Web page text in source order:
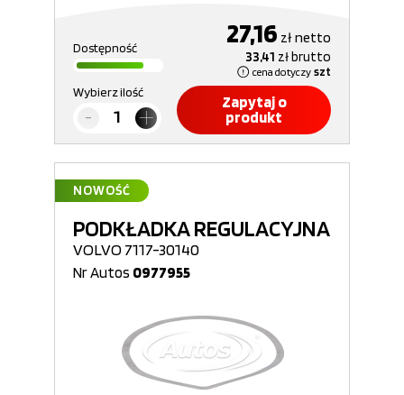
Dostępność 27,16 złnetto
33,41 złbrutto
cena dotyczy szt
Wybierz ilość
Zapytaj o
produkt
NOWOŚĆ
PODKŁADKA REGULACYJNA
VOLVO 7117-30140
Nr Autos 0977955